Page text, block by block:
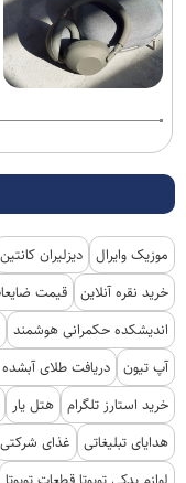
موزیک وایرال دیزلیران کانتین
خرید نقره آنلاین قیمت
اندیشکده حکمرانی هوشمند
آپ تیون دریافت طلای
خرید استارز تلگرام هتل یار
هدایای تبلیغاتی
غذای شرکتی